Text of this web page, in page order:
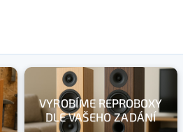
VYROBÍME REPROBOXY
DLE VAŠEHO ZADÁNÍ